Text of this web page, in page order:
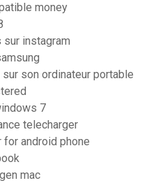
money
instagram
son ordinateur portable
7
telecharger
android phone
mac